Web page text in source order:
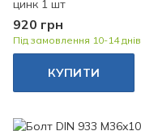
цинк 1 шт
920 грн
Під замовлення 10-14 днів
КУПИТИ